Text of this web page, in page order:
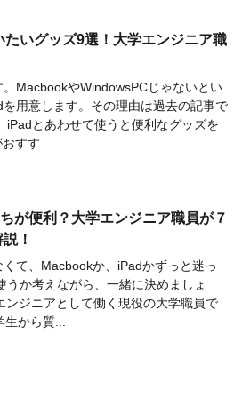
いグッズ9選！大学エンジニア職
MacbookやWindowsPCじゃないとい
用意します。その理由は過去の記事で
とあわせて使うと便利なグッズを
すす...
が便利？大学エンジニア職員が７
！
て、Macbookか、iPadかずっと迷っ
か考えながら、一緒に決めましょ
ジニアとして働く現役の大学職員で
から質...